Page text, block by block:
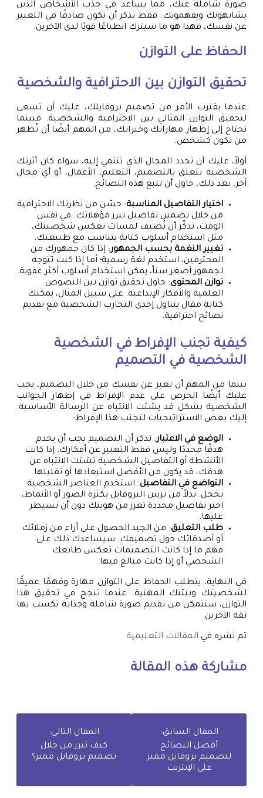
صورة شاملة عنك، مما يساعد في جذب الأشخاص الذين
يشابهونك ويفهمونك. فقط تذكر أن تكون صادقًا في التعبير
عن نفسك، فهذا هو ما سيترك انطباعًا قويًا لدى الآخرين.
الحفاظ على التوازن
تحقيق التوازن بين الاحترافية والشخصية
عندما يقترب الأمر من تصميم بروفايلك، عليك أن تسعى
لتحقيق التوازن المثالي بين الاحترافية والشخصية. فبينما
تحتاج إلى إظهار مهاراتك وخبراتك، من المهم أيضًا أن تُظهر
من تكون كشخص.
أولاً، عليك أن تحدد المجال الذي تنتمي إليه، سواء كان أثرتك
الشخصية تتعلق بالتصميم، التعليم، الأعمال، أو أي مجال
آخر. بعد ذلك، حاول أن تتبع هذه النصائح:
اختيار التفاصيل المناسبة: حسّن من نظرتك الاحترافية
من خلال تضمين تفاصيل تبرز مؤهلاتك. في نفس
الوقت، تذكّر أن تُضيف لمسات تعكس شخصيتك،
مثل استخدام أسلوب كتابة يتناسب مع طبيعتك.
تغيير النغمة بحسب الجمهور: إذا كان جمهورك من
المحترفين، استخدم لغة رسمية؛ أما إذا كنت تتوجه
لجمهور أصغر سناً، يمكن استخدام أسلوب أكثر عفوية.
توازن المحتوى: حاول تحقيق توازن بين النصوص
العلمية والأفكار الإبداعية. على سبيل المثال، يمكنك
كتابة مقال يتناول إحدى التجارب الشخصية مع تقديم
نصائح احترافية.
كيفية تجنب الإفراط في الشخصية
الشخصية في التصميم
بينما من المهم أن تعبر عن نفسك من خلال التصميم، يجب
عليك أيضًا الحرص على عدم الإفراط في إظهار الجوانب
الشخصية بشكل قد يشتت الانتباه عن الرسالة الأساسية.
إليك بعض الاستراتيجيات لتجنب هذا الإفراط:
الوضع في الاعتبار: تذكر أن التصميم يجب أن يخدم
هدفًا محددًا وليس فقط التعبير عن أفكارك. إذا كانت
الأنشطة أو التفاصيل الشخصية تشتت الانتباه عن
هدفك، قد يكون من الأفضل استبعادها أو تقليلها.
التواضع في التفاصيل: استخدم العناصر الشخصية
بخجل. بدلاً من تزيين البروفايل بكثرة الصور أو الأنماط،
اختر تفاصيل محددة تعزز من هويتك دون أن تسيطر
عليها.
طلب التعليق: من الجيد الحصول على آراء من زملائك
أو أصدقائك حول تصميمك. سيساعدك ذلك على
فهم ما إذا كانت التصميمات تعكس طابعك
الشخصي أو إذا كانت مبالغ فيها.
في النهاية، يتطلب الحفاظ على التوازن مهارة وفهمًا عميقًا
لشخصيتك وبيئتك المهنية. عندما تنجح في تحقيق هذا
التوازن، ستتمكن من تقديم صورة شاملة وجذابة تكسب بها
ثقة الآخرين.
تم نشره في المقالات التعليمية
مشاركة هذه المقالة
المقال السابق:
أفضل النصائح
لتصميم بروفايل مميز
على الإنترنت
المقال التالي:
كيف تبرز من خلال
تصميم بروفايل مميز؟